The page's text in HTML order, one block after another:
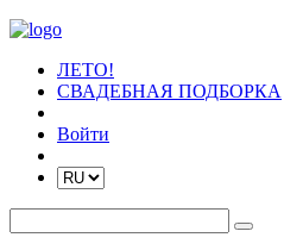
ЛЕТО!
СВАДЕБНАЯ ПОДБОРКА
Войти